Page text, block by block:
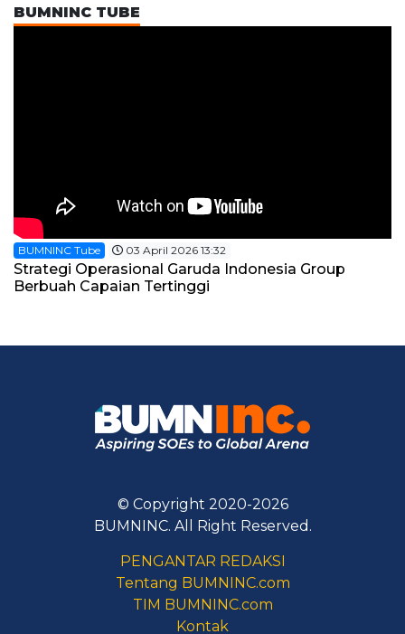
BUMNINC TUBE
BUMNINC Tube 03 April 2026 13:32
Strategi Operasional Garuda Indonesia Group
Berbuah Capaian Tertinggi
© Copyright 2020-2026
BUMNINC. All Right Reserved.
PENGANTAR REDAKSI
Tentang BUMNINC.com
TIM BUMNINC.com
Kontak